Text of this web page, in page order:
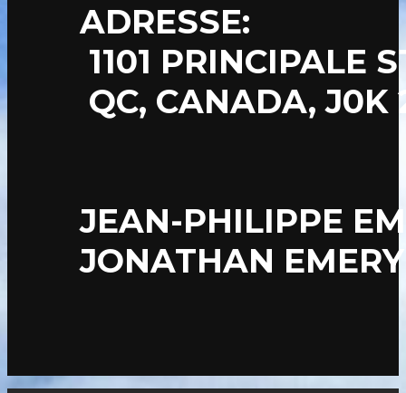
ADRESSE:
1101 PRINCIPALE
QC, CANADA, J0K
JEAN-PHILIPPE
JONATHAN EMERY